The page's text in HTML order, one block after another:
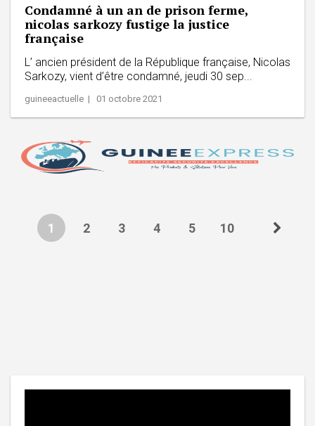
Condamné à un an de prison ferme,
nicolas sarkozy fustige la justice
française
L’ ancien président de la République française, Nicolas
Sarkozy, vient d’être condamné, jeudi 30 sep...
guineeactuelle | 01 octobre 2021
1 2 3 4 5 10